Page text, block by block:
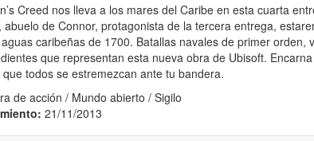
Creed nos lleva a los mares del Caribe en esta cuarta
abuelo de Connor, protagonista de la tercera entrega,
caribeñas de 1700. Batallas navales de primer orden,
que representan esta nueva obra de Ubisoft.
todos se estremezcan ante tu bandera.
de acción / Mundo abierto / Sigilo
21/11/2013